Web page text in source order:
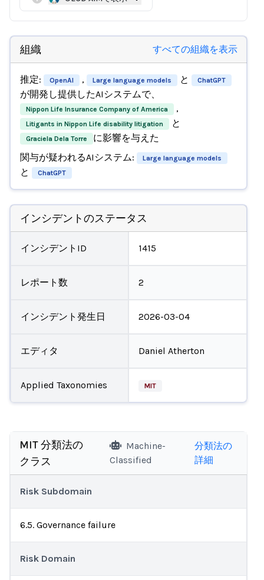
組織 すべての組織を表示
推定: OpenAI , Large language models と ChatGPT
が開発し提供したAIシステムで、
Nippon Life Insurance Company of America ,
Litigants in Nippon Life disability litigation と
Graciela Dela Torre
に影響を与えた
関与が疑われるAIシステム:
Large language models
と ChatGPT
インシデントのステータス
インシデントID 1415
レポート数 2
インシデント発生日 2026-03-04
エディタ Daniel Atherton
Applied Taxonomies MIT
MIT 分類法の
クラス
Machine-
Classified
分類法の
詳細
Risk Subdomain
6.5. Governance failure
Risk Domain